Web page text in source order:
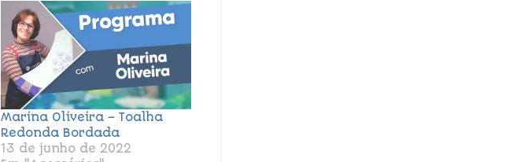
Marina Oliveira – Toalha
Redonda Bordada
13 de junho de 2022